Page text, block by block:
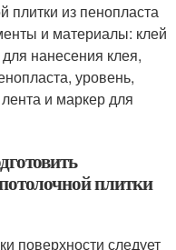
плитки из пенопласта
и материалы: клей
нанесения клея,
уровень,
и маркер для
плитки
поверхности следует